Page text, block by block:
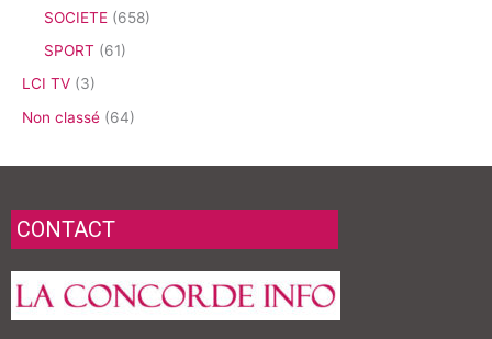
SOCIETE (658)
SPORT (61)
LCI TV (3)
Non classé (64)
CONTACT